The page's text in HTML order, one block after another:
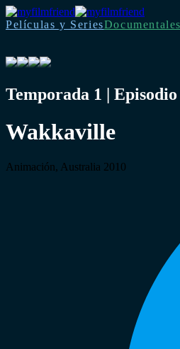
Películas y Series
Temporada 1 | Episodio
Wakkaville
Animación, Australia 2010